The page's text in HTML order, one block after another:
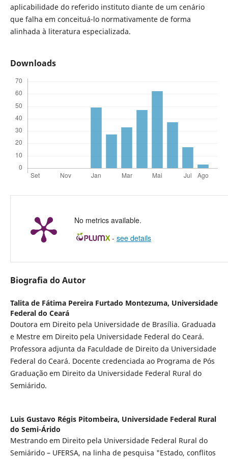
aplicabilidade do referido instituto diante de um cenário
que falha em conceituá-lo normativamente de forma
alinhada à literatura especializada.
Downloads
No metrics available.
- see details
Biografia do Autor
Talita de Fátima Pereira Furtado Montezuma, Universidade
Federal do Ceará
Doutora em Direito pela Universidade de Brasília. Graduada
e Mestre em Direito pela Universidade Federal do Ceará.
Professora adjunta da Faculdade de Direito da Universidade
Federal do Ceará. Docente credenciada ao Programa de Pós
Graduação em Direito da Universidade Federal Rural do
Semiárido.
Luis Gustavo Régis Pitombeira, Universidade Federal Rural
do Semi-Árido
Mestrando em Direito pela Universidade Federal Rural do
Semiárido – UFERSA, na linha de pesquisa "Estado, conflitos